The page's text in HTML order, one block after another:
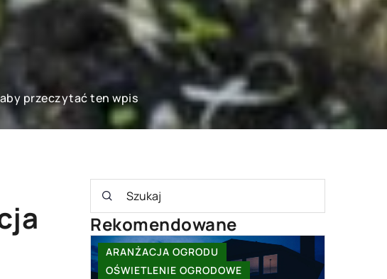
przeczytać ten wpis
Rekomendowane
INNE